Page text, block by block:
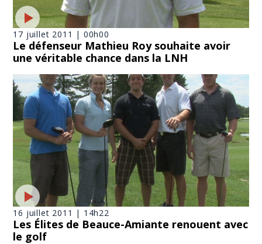
17 juillet 2011 | 00h00
Le défenseur Mathieu Roy souhaite avoir
une véritable chance dans la LNH
16 juillet 2011 | 14h22
Les Élites de Beauce-Amiante renouent avec
le golf